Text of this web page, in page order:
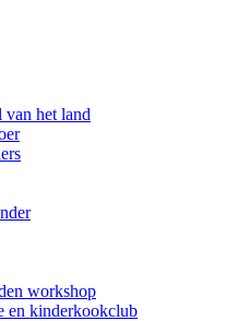
het land
workshop
en kinderkookclub